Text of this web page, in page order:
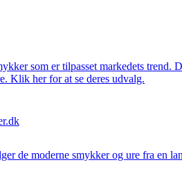
som er tilpasset markedets trend.
Klik her for at se deres udvalg.
de moderne smykker og ure fra en